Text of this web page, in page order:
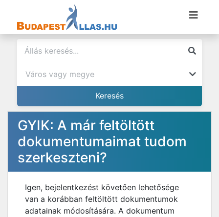
GYIK: A már feltöltött
dokumentumaimat tudom
szerkeszteni?
Igen, bejelentkezést követően lehetősége
van a korábban feltöltött dokumentumok
adatainak módosítására. A dokumentum